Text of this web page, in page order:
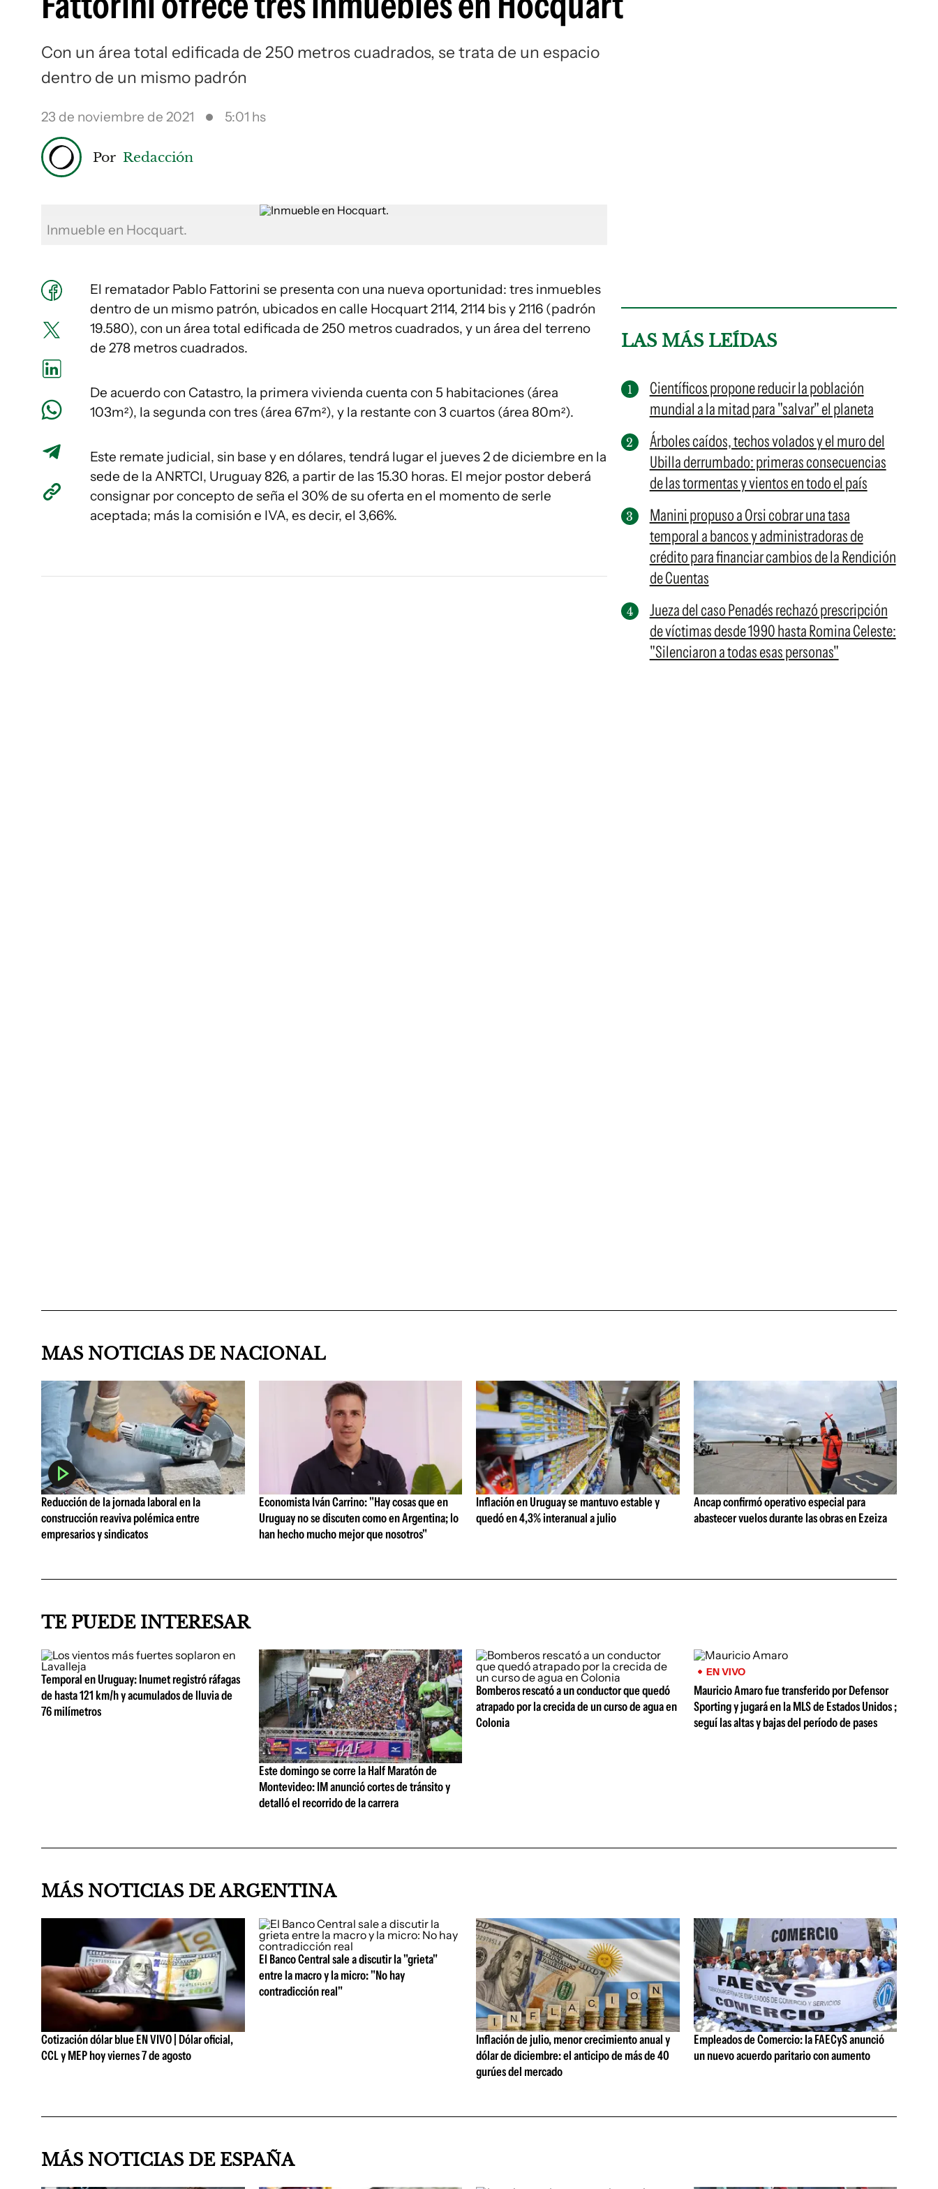
Con un área total edificada de 250 metros cuadrados, se trata de un espacio
dentro de un mismo padrón
23 de noviembre de 2021 5:01 hs
Por Redacción
Inmueble en Hocquart.
El rematador Pablo Fattorini se presenta con una nueva oportunidad: tres inmuebles
dentro de un mismo patrón, ubicados en calle Hocquart 2114, 2114 bis y 2116 (padrón
19.580), con un área total edificada de 250 metros cuadrados, y un área del terreno
de 278 metros cuadrados.
De acuerdo con Catastro, la primera vivienda cuenta con 5 habitaciones (área
103m²), la segunda con tres (área 67m²), y la restante con 3 cuartos (área 80m²).
Este remate judicial, sin base y en dólares, tendrá lugar el jueves 2 de diciembre en la
sede de la ANRTCI, Uruguay 826, a partir de las 15.30 horas. El mejor postor deberá
consignar por concepto de seña el 30% de su oferta en el momento de serle
aceptada; más la comisión e IVA, es decir, el 3,66%.
LAS MÁS LEÍDAS
Científicos propone reducir la población
mundial a la mitad para "salvar" el planeta
Árboles caídos, techos volados y el muro del
Ubilla derrumbado: primeras consecuencias
de las tormentas y vientos en todo el país
Manini propuso a Orsi cobrar una tasa
temporal a bancos y administradoras de
crédito para financiar cambios de la Rendición
de Cuentas
Jueza del caso Penadés rechazó prescripción
de víctimas desde 1990 hasta Romina Celeste:
"Silenciaron a todas esas personas"
MAS NOTICIAS DE NACIONAL
Reducción de la jornada laboral en la
construcción reaviva polémica entre
empresarios y sindicatos
Economista Iván Carrino: "Hay cosas que en
Uruguay no se discuten como en Argentina; lo
han hecho mucho mejor que nosotros"
Inflación en Uruguay se mantuvo estable y
quedó en 4,3% interanual a julio
Ancap confirmó operativo especial para
abastecer vuelos durante las obras en Ezeiza
TE PUEDE INTERESAR
Temporal en Uruguay: Inumet registró ráfagas
de hasta 121 km/h y acumulados de lluvia de
76 milímetros
Este domingo se corre la Half Maratón de
Montevideo: IM anunció cortes de tránsito y
detalló el recorrido de la carrera
Bomberos rescató a un conductor que quedó
atrapado por la crecida de un curso de agua en
Colonia
EN VIVO
Mauricio Amaro fue transferido por Defensor
Sporting y jugará en la MLS de Estados Unidos ;
seguí las altas y bajas del período de pases
MÁS NOTICIAS DE ARGENTINA
Cotización dólar blue EN VIVO | Dólar oficial,
CCL y MEP hoy viernes 7 de agosto
El Banco Central sale a discutir la "grieta"
entre la macro y la micro: "No hay
contradicción real"
Inflación de julio, menor crecimiento anual y
dólar de diciembre: el anticipo de más de 40
gurúes del mercado
Empleados de Comercio: la FAECyS anunció
un nuevo acuerdo paritario con aumento
MÁS NOTICIAS DE ESPAÑA